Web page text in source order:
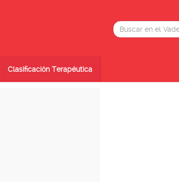
Clasificación Terapéutica